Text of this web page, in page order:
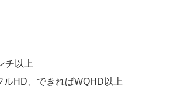
チ以上
ルHD、できればWQHD以上